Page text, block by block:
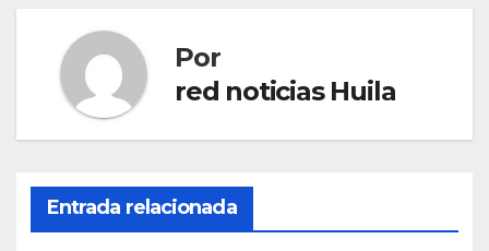
Por
red noticias Huila
Entrada relacionada